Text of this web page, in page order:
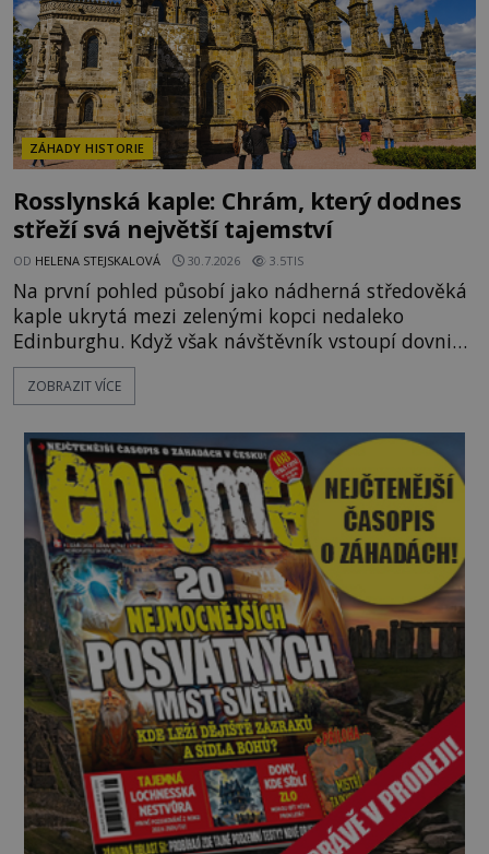
ZÁHADY HISTORIE
Rosslynská kaple: Chrám, který dodnes
střeží svá největší tajemství
OD HELENA STEJSKALOVÁ 30.7.2026 3.5TIS
Na první pohled působí jako nádherná středověká
kaple ukrytá mezi zelenými kopci nedaleko
Edinburghu. Když však návštěvník vstoupí dovnitř,
ocitá se uprostřed kamenného labyrintu symbolů,
které už po staletí podněcují představivost
výzdobě Rosslynské kaple skutečně ukryty stopy
templářů, svobodných zednářů nebo dokonce
Svatého grálu? Nebo jde o j
ZOBRAZIT VÍCE